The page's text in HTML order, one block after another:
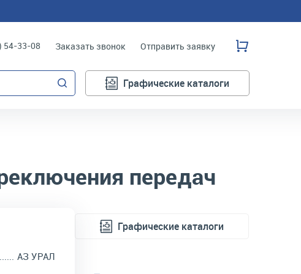
54-33-08 Заказать звонок Отправить заявку
Графические каталоги
передач
АЗ УРАЛ
Графические каталоги